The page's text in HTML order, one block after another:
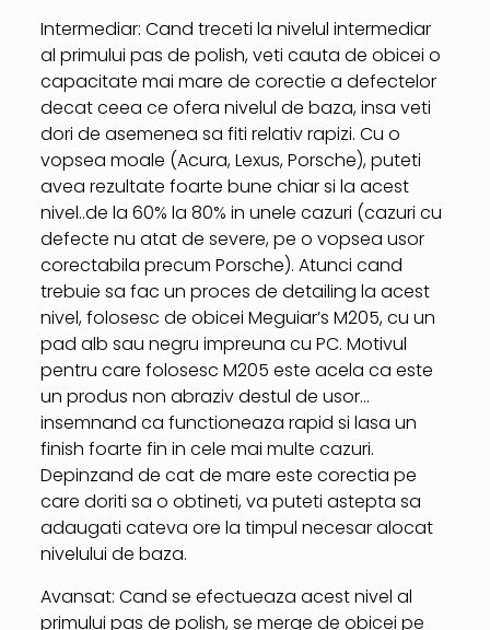
Intermediar: Cand treceti la nivelul intermediar
al primului pas de polish, veti cauta de obicei o
capacitate mai mare de corectie a defectelor
decat ceea ce ofera nivelul de baza, insa veti
dori de asemenea sa fiti relativ rapizi. Cu o
vopsea moale (Acura, Lexus, Porsche), puteti
avea rezultate foarte bune chiar si la acest
nivel..de la 60% la 80% in unele cazuri (cazuri cu
defecte nu atat de severe, pe o vopsea usor
corectabila precum Porsche). Atunci cand
trebuie sa fac un proces de detailing la acest
nivel, folosesc de obicei Meguiar’s M205, cu un
pad alb sau negru impreuna cu PC. Motivul
pentru care folosesc M205 este acela ca este
un produs non abraziv destul de usor…
insemnand ca functioneaza rapid si lasa un
finish foarte fin in cele mai multe cazuri.
Depinzand de cat de mare este corectia pe
care doriti sa o obtineti, va puteti astepta sa
adaugati cateva ore la timpul necesar alocat
nivelului de baza.
Avansat: Cand se efectueaza acest nivel al
primului pas de polish, se merge de obicei pe